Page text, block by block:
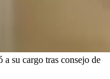
su cargo tras consejo de